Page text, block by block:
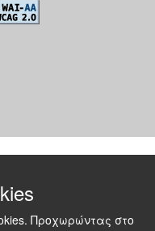
Προχωρώντας στο